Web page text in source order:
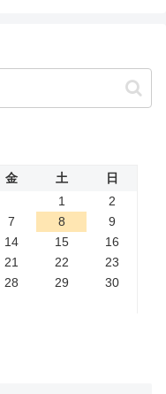
金 土
日
1
2
7 8
9
14 15
16
21 22
23
28 29
30